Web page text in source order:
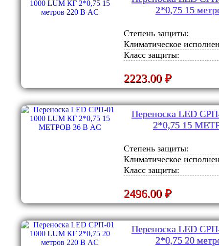
2*0,75 15
Степень защиты:
Климатическое
Класс защиты:
2223.00 ₽
Переноска LED
2*0,75 15
Степень защиты:
Климатическое
Класс защиты:
2496.00 ₽
Переноска LED
2*0,75 20